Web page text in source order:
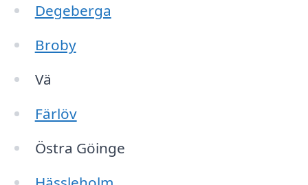
Degeberga
Broby
Vä
Färlöv
Östra Göinge